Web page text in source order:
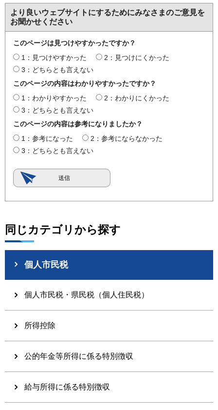
より良いウェブサイトにするためにみなさまのご意見を
お聞かせください
このページは見つけやすかったですか？
1：見つけやすかった
2：見つけにくかった
3：どちらとも言えない
このページの内容はわかりやすかったですか？
1：わかりやすかった
2：わかりにくかった
3：どちらとも言えない
このページの内容は参考になりましたか？
1：参考になった
2：参考にならなかった
3：どちらとも言えない
同じカテゴリから探す
個人市民税
個人市民税・県民税（個人住民税）
所得控除
公的年金等所得に係る特別徴収
給与所得に係る特別徴収